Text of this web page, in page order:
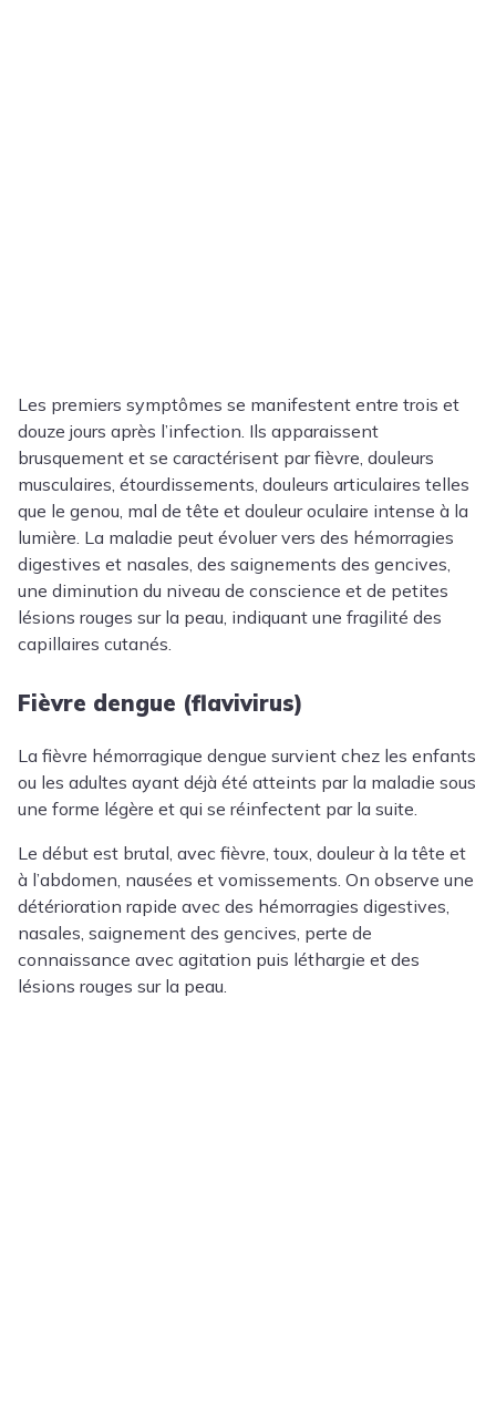
Les premiers symptômes se manifestent entre trois et
douze jours après l’infection. Ils apparaissent
brusquement et se caractérisent par fièvre, douleurs
musculaires, étourdissements, douleurs articulaires telles
que le genou, mal de tête et douleur oculaire intense à la
lumière. La maladie peut évoluer vers des hémorragies
digestives et nasales, des saignements des gencives,
une diminution du niveau de conscience et de petites
lésions rouges sur la peau, indiquant une fragilité des
capillaires cutanés.
Fièvre dengue (flavivirus)
La fièvre hémorragique dengue survient chez les enfants
ou les adultes ayant déjà été atteints par la maladie sous
une forme légère et qui se réinfectent par la suite.
Le début est brutal, avec fièvre, toux, douleur à la tête et
à l’abdomen, nausées et vomissements. On observe une
détérioration rapide avec des hémorragies digestives,
nasales, saignement des gencives, perte de
connaissance avec agitation puis léthargie et des
lésions rouges sur la peau.